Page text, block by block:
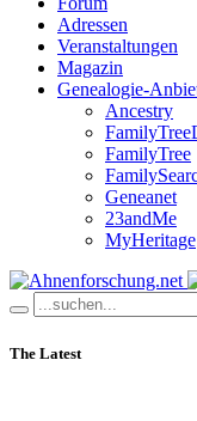
Adressen
Veranstaltungen
Magazin
Genealogie-
Ancestry
FamilyTree
Geneanet
23andMe
MyHeritage
The Latest